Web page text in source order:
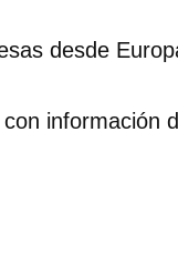
desde
información